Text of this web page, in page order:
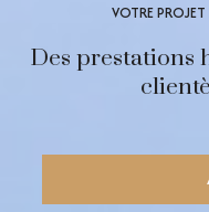
VOTRE
Des prestations